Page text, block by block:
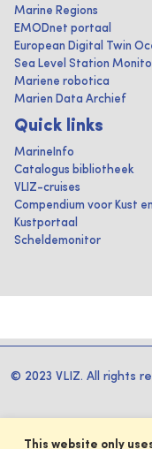
Marine Regions
EMODnet portaal
European Digital Twin
Sea Level Station
Mariene robotica
Marien Data Archief
Quick links
MarineInfo
Catalogus bibliotheek
VLIZ-cruises
Compendium voor Kust
Kustportaal
Scheldemonitor
© 2023 VLIZ. All rights
This website only